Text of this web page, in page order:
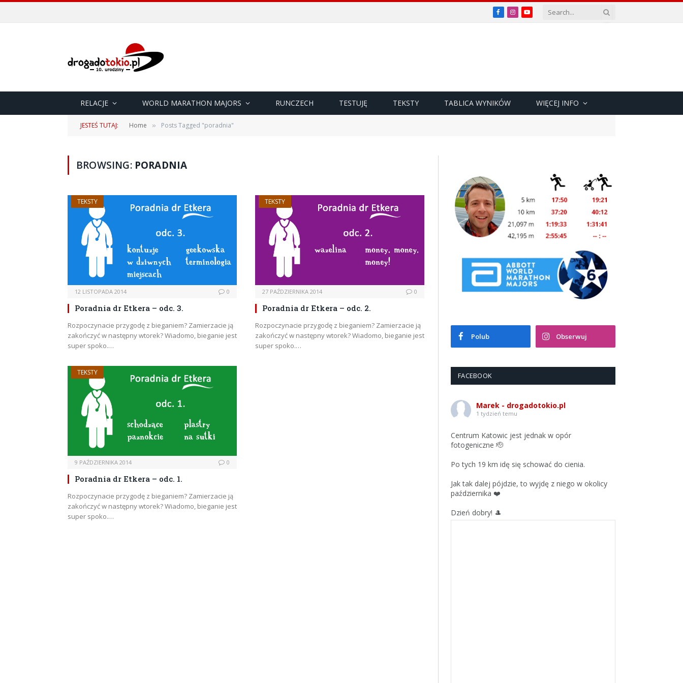
Facebook
InstagramYouTube
RELACJE WORLD MARATHON MAJORS RUNCZECH TESTUJĘ TEKSTY TABLICA WYNIKÓW WIĘCEJ INFO
JESTEŚ TUTAJ: Home » Posts Tagged "poradnia"
BROWSING: PORADNIA
TEKSTY
12 LISTOPADA 2014 0
Poradnia dr Etkera – odc. 3.
Rozpoczynacie przygodę z bieganiem? Zamierzacie ją
zakończyć w następny wtorek? Wiadomo, bieganie jest
super spoko.…
TEKSTY
27 PAŹDZIERNIKA 2014 0
Poradnia dr Etkera – odc. 2.
Rozpoczynacie przygodę z bieganiem? Zamierzacie ją
zakończyć w następny wtorek? Wiadomo, bieganie jest
super spoko.…
TEKSTY
9 PAŹDZIERNIKA 2014 0
Poradnia dr Etkera – odc. 1.
Rozpoczynacie przygodę z bieganiem? Zamierzacie ją
zakończyć w następny wtorek? Wiadomo, bieganie jest
super spoko.…
Polub Obserwuj
FACEBOOK
Marek - drogadotokio.pl
1 tydzień temu
Centrum Katowic jest jednak w opór
fotogeniczne 🫡
Po tych 19 km idę się schować do cienia.
Jak tak dalej pójdzie, to wyjdę z niego w okolicy
października ❤️
Dzień dobry! 🎩